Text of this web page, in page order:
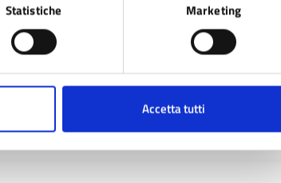
Statistiche Marketing
Accetta tutti